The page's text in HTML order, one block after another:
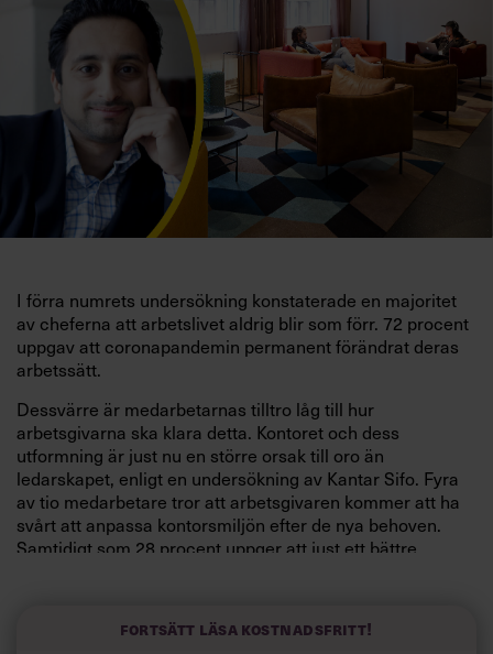
Prenumerera
I förra numrets undersökning konstaterade en majoritet
av cheferna att arbetslivet aldrig blir som förr. 72 procent
uppgav att coronapandemin permanent förändrat deras
arbetssätt.
Dessvärre är medarbetarnas tilltro låg till hur
arbetsgivarna ska klara detta. Kontoret och dess
utformning är just nu en större orsak till oro än
ledarskapet, enligt en undersökning av Kantar Sifo. Fyra
av tio medarbetare tror att arbetsgivaren kommer att ha
svårt att anpassa kontorsmiljön efter de nya behoven.
Samtidigt som 28 procent uppger att just ett bättre
ett samband mellan hur väl man tycker att
Fortsätt läsa kostnadsfritt!